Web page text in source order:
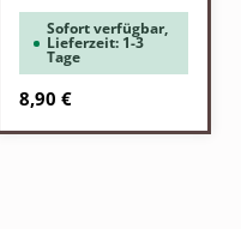
Sofort verfügbar,
Lieferzeit: 1-3
Tage
Regulärer Preis:
8,90 €